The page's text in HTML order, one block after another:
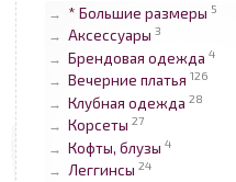
→ * Большие размеры 5
→ Аксессуары 3
→ Брендовая одежда 4
→ Вечерние платья 126
→ Клубная одежда 28
→ Корсеты 27
→ Кофты, блузы 4
→ Леггинсы 24